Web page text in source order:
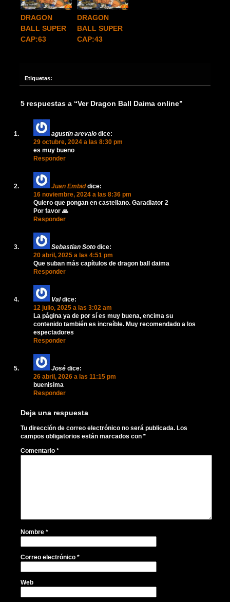
DRAGON
BALL SUPER
CAP:63
DRAGON
BALL SUPER
CAP:43
Etiquetas:
5 respuestas a “Ver Dragon Ball Daima online”
agustin arevalo dice:
29 octubre, 2024 a las 8:30 pm
es muy bueno
Responder
Juan Embid dice:
16 noviembre, 2024 a las 8:36 pm
Quiero que pongan en castellano. Garadiator 2
Por favor 🙏
Responder
Sebastian Soto dice:
20 abril, 2025 a las 4:51 pm
Que suban más capítulos de dragon ball daima
Responder
Val dice:
12 julio, 2025 a las 3:02 am
La página ya de por sí es muy buena, encima su
contenido también es increíble. Muy recomendado a los
espectadores
Responder
José dice:
26 abril, 2026 a las 11:15 pm
buenisima
Responder
Deja una respuesta
Tu dirección de correo electrónico no será publicada. Los
campos obligatorios están marcados con *
Comentario *
Nombre *
Correo electrónico *
Web